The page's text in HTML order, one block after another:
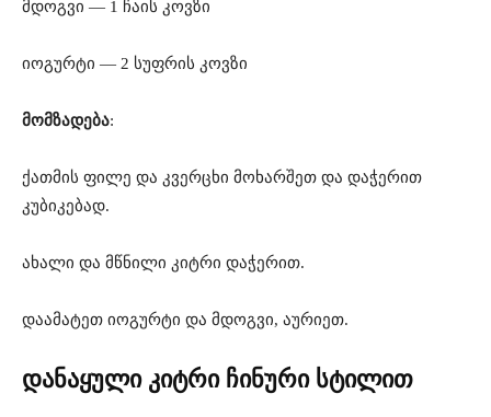
მდოგვი — 1 ჩაის კოვზი
იოგურტი — 2 სუფრის კოვზი
მომზადება:
ქათმის ფილე და კვერცხი მოხარშეთ და დაჭერით
კუბიკებად.
ახალი და მწნილი კიტრი დაჭერით.
დაამატეთ იოგურტი და მდოგვი, აურიეთ.
დანაყული კიტრი ჩინური სტილით